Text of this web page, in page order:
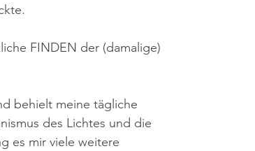
FINDEN der (damalige)
behielt meine tägliche
des Lichtes und die
es mir viele weitere